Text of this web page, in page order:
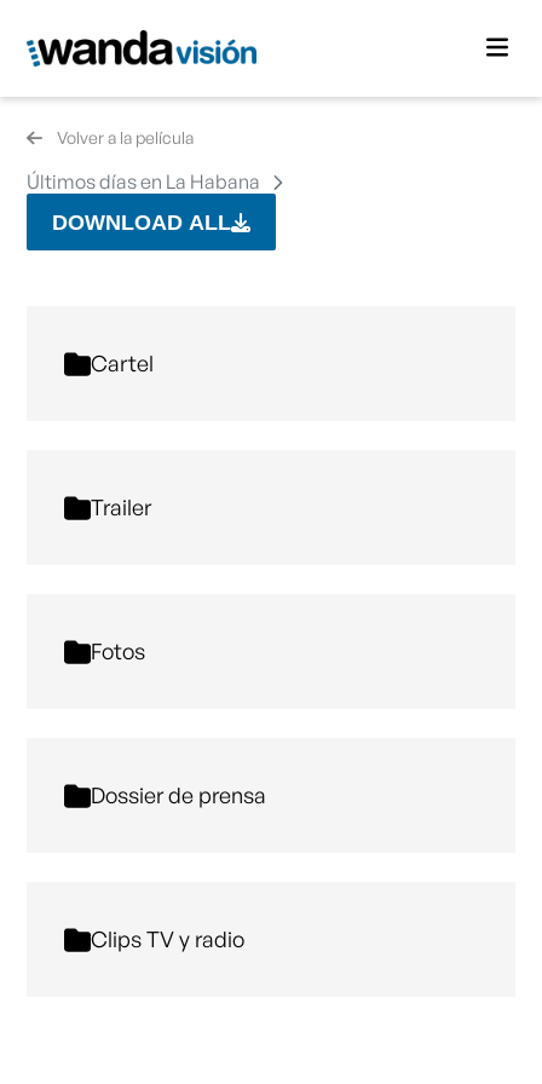
Volver a la película
Últimos días en La Habana
DOWNLOAD ALL
Cartel
Trailer
Fotos
Dossier de prensa
Clips TV y radio